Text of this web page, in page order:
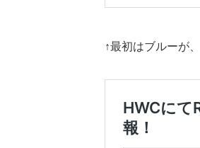
↑最初はブルーが、